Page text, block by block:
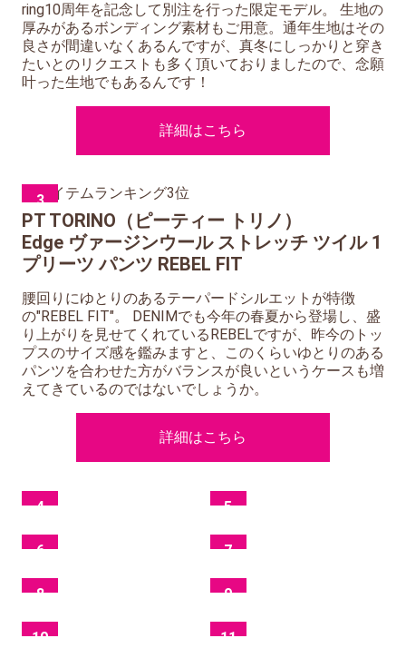
ring10周年を記念して別注を行った限定モデル。 生地の
厚みがあるボンディング素材もご用意。通年生地はその
良さが間違いなくあるんですが、真冬にしっかりと穿き
たいとのリクエストも多く頂いておりましたので、念願
叶った生地でもあるんです！
詳細はこちら
3
PT TORINO（ピーティー トリノ）
Edge ヴァージンウール ストレッチ ツイル 1
プリーツ パンツ REBEL FIT
腰回りにゆとりのあるテーパードシルエットが特徴
の"REBEL FIT"。 DENIMでも今年の春夏から登場し、盛
り上がりを見せてくれているREBELですが、昨今のトッ
プスのサイズ感を鑑みますと、このくらいゆとりのある
パンツを合わせた方がバランスが良いというケースも増
えてきているのではないでしょうか。
詳細はこちら
4 5
6 7
8 9
10 11